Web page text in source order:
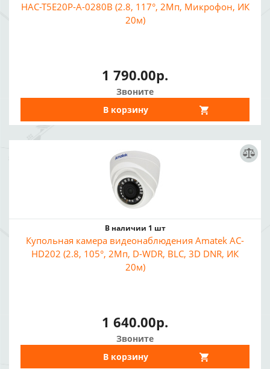
HAC-T5E20P-A-0280B (2.8, 117°, 2Мп, Микрофон, ИК
20м)
1 790.00р.
Звоните
В корзину
В наличии 1 шт
Купольная камера видеонаблюдения Amatek AC-
HD202 (2.8, 105°, 2Мп, D-WDR, BLC, 3D DNR, ИК
20м)
1 640.00р.
Звоните
В корзину